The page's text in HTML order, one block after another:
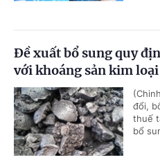
Đề xuất bổ sung quy
với khoáng sản kim loại
đổi,
thuế
bổ